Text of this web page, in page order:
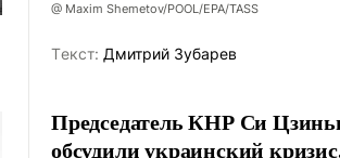
@ Maxim Shemetov/POOL/EPA/TASS
Tекст: Дмитрий Зубарев
Председатель КНР Си
обсудили украинский